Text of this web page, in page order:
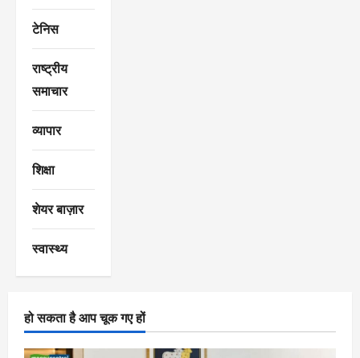
टेनिस
राष्ट्रीय
समाचार
व्यापार
शिक्षा
शेयर बाज़ार
स्वास्थ्य
हो सकता है आप चूक गए हों